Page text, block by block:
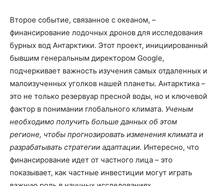
Второе событие, связанное с океаном, –
финансирование лодочных дронов для исследования
бурных вод Антарктики. Этот проект, инициированный
бывшим генеральным директором Google,
подчеркивает важность изучения самых отдаленных и
малоизученных уголков нашей планеты. Антарктика –
это не только резервуар пресной воды, но и ключевой
фактор в понимании глобального климата. Ученым
необходимо получить больше данных об этом
регионе, чтобы прогнозировать изменения климата и
разрабатывать стратегии адаптации. Интересно, что
финансирование идет от частного лица – это
показывает, как частные инвестиции могут играть